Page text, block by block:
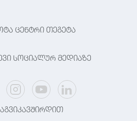
ცენტრი თეგეტა
სოციალურ მედიაზე